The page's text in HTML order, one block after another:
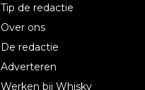
Tip de redactie
Over ons
De redactie
Adverteren
Werken bij Whisky